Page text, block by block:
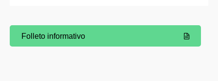
(Abre una nueva ventana)
Folleto informativo